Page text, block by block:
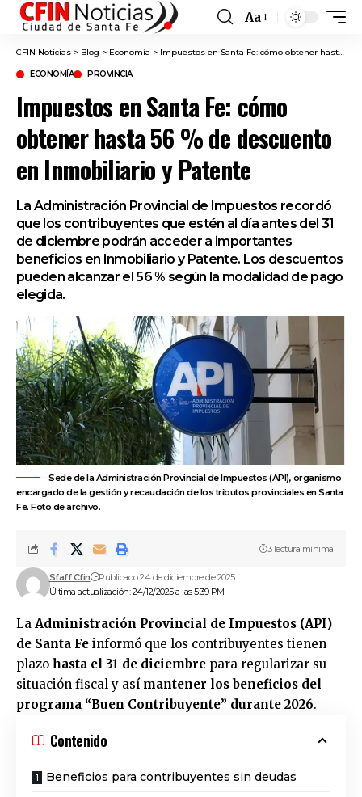
Font
Resizer
Aa
CFIN Noticias > Blog > Economía > Impuestos en Santa Fe: cómo obtener hasta 56 % de descuento en Inmobiliario y Patente
ECONOMÍA PROVINCIA
Impuestos en Santa Fe: cómo
obtener hasta 56 % de descuento
en Inmobiliario y Patente
La Administración Provincial de Impuestos recordó
que los contribuyentes que estén al día antes del 31
de diciembre podrán acceder a importantes
beneficios en Inmobiliario y Patente. Los descuentos
pueden alcanzar el 56 % según la modalidad de pago
elegida.
Sede de la Administración Provincial de Impuestos (API), organismo
encargado de la gestión y recaudación de los tributos provinciales en Santa
Fe. Foto de archivo.
Última actualización: 24/12/2025 a las 5:39 PM
Sfaff Cfin Publicado 24 de diciembre de 2025
3 lectura mínima
La Administración Provincial de Impuestos (API)
de Santa Fe informó que los contribuyentes tienen
plazo hasta el 31 de diciembre para regularizar su
situación fiscal y así mantener los beneficios del
programa “Buen Contribuyente” durante 2026.
Contenido
Beneficios para contribuyentes sin deudas